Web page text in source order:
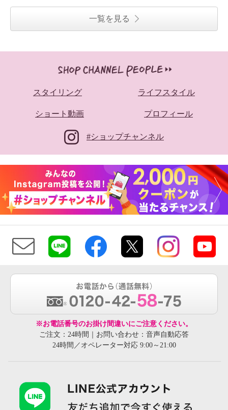
一覧を見る
スタイリング ライフスタイル
ショート動画 プロフィール
#ショップチャンネル
※お電話番号のお掛け間違いにご注意ください。
ご注文：24時間｜お問い合わせ：音声自動応答
24時間／オペレーター対応 9:00～21:00